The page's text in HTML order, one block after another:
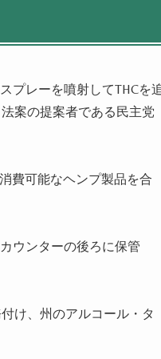
プレーを噴射してTHCを
案の提案者である民主党
費可能なヘンプ製品を合
ウンターの後ろに保管
け、州のアルコール・タ